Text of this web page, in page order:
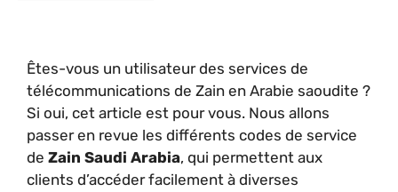
Êtes-vous un utilisateur des services de
télécommunications de Zain en Arabie saoudite ?
Si oui, cet article est pour vous. Nous allons
passer en revue les différents codes de service
de Zain Saudi Arabia, qui permettent aux
clients d’accéder facilement à diverses